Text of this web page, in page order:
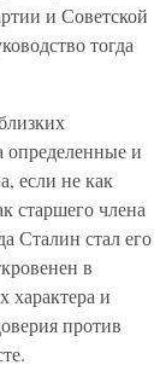
и Советской
тогда
и
если не как
старшего члена
Сталин стал его
в
характера и
против